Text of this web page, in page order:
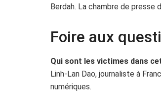
Berdah. La chambre de presse
Foire aux
Qui sont les victimes dans
Linh-Lan Dao, journaliste à
numériques.